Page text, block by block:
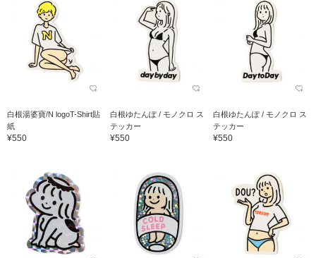
白根湯婆寶/N logoT-Shirt貼
紙
¥550
白根ゆたんぽ / モノクロ ス
テッカー
¥550
白根ゆたんぽ / モノクロ ス
テッカー
¥550